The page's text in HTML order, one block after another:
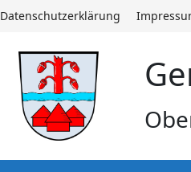
Datenschutzerklärung